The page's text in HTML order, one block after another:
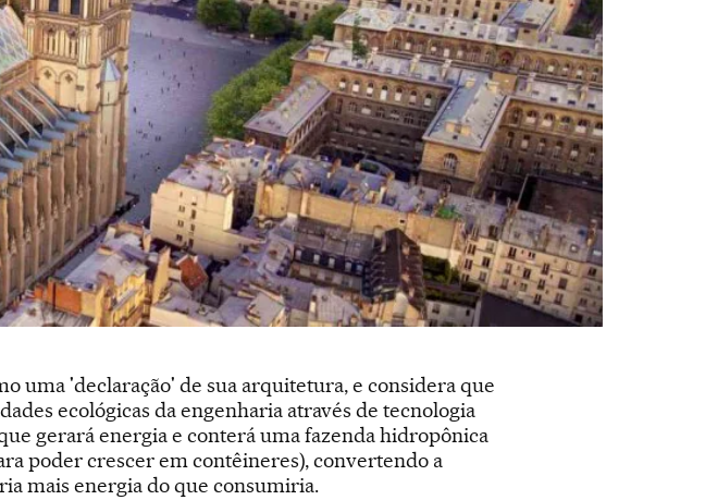
uma 'declaração' de sua arquitetura, e considera que
ecológicas da engenharia através de tecnologia
gerará energia e conterá uma fazenda hidropônica
poder crescer em contêineres), convertendo a
mais energia do que consumiria.